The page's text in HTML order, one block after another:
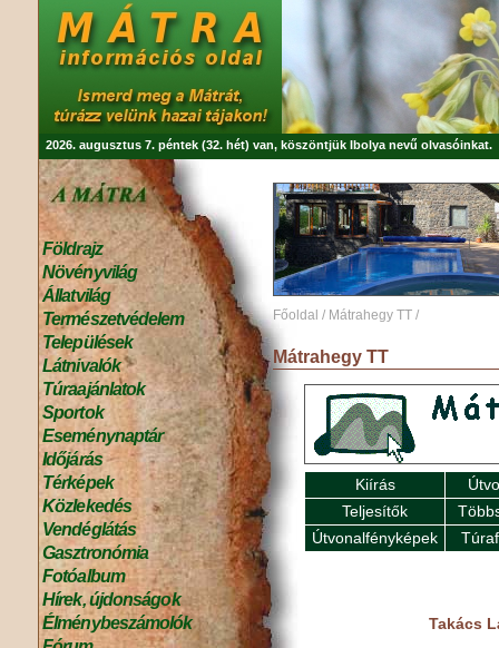
2026. augusztus 7. péntek (32. hét) van, köszöntjük Ibolya nevű olvasóinkat.
Földrajz
Növényvilág
Állatvilág
Természetvédelem
Települések
Látnivalók
Túraajánlatok
Sportok
Eseménynaptár
Időjárás
Térképek
Közlekedés
Vendéglátás
Gasztronómia
Fotóalbum
Hírek, újdonságok
Élménybeszámolók
Főoldal / Mátrahegy TT /
Mátrahegy TT
Kiírás
Teljesítők
Útvonalfényképek
Takács